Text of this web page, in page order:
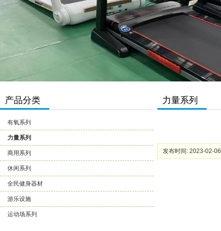
产品分类
有氧系列
力量系列
商用系列
休闲系列
全民健身器材
游乐设施
运动场系列
力量系列
发布时间: 2023-02-